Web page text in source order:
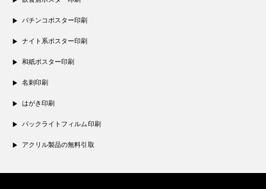
パチンコポスター印刷
ナイト系ポスター印刷
和紙ポスター印刷
名刺印刷
はがき印刷
バックライトフィルム印刷
アクリル製品の無料引取